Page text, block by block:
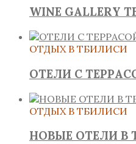
WINE GALLERY
ОТДЫХ В ТБИЛИСИ
ОТЕЛИ С
ОТДЫХ В ТБИЛИСИ
НОВЫЕ ОТЕЛИ В